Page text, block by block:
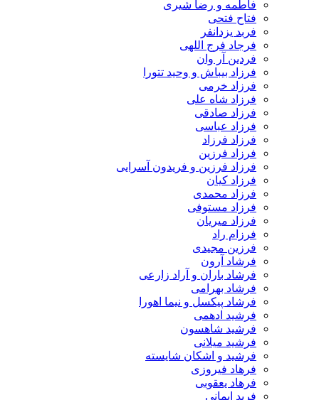
فاطمه و رضا شیری
فتاح فتحی
فربد یزدانفر
فرجاد فرج اللهی
فردین آر وان
فرزاد بیباش و وحید تتورا
فرزاد خرمی
فرزاد شاه علی
فرزاد صادقی
فرزاد عباسی
فرزاد فرزاد
فرزاد فرزین
فرزاد فرزین و فریدون آسرایی
فرزاد کیان
فرزاد محمدی
فرزاد مستوفی
فرزاد میریان
فرزام راد
فرزین مجیدی
فرشاد آرون
فرشاد باران و آراد زارعی
فرشاد بهرامی
فرشاد پیکسل و نیما اهورا
فرشید ادهمی
فرشید شاهسون
فرشید میلانی
فرشید و اشکان شایسته
فرهاد فیروزی
فرهاد یعقوبی
فرید ایمانی